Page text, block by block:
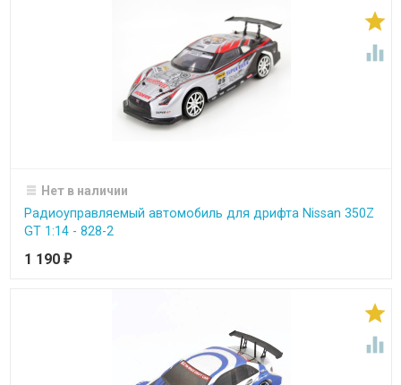


Нет в наличии
Радиоуправляемый автомобиль для дрифта Nissan 350Z
GT 1:14 - 828-2
1 190 ₽

